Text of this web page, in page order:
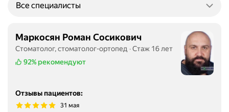
Все специалисты
Маркосян Роман Сосикович
Стоматолог, стоматолог-ортопед
Стаж 16 лет
92% рекомендуют
Отзывы пациентов:
31 мая